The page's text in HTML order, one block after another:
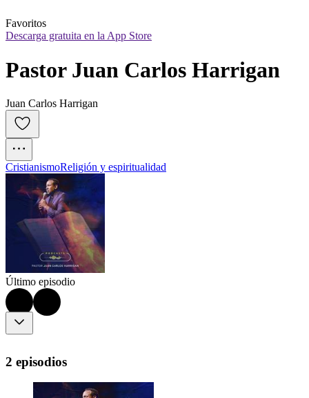
Favoritos
Descarga gratuita en la App Store
Pastor Juan Carlos Harrigan
Juan Carlos Harrigan
CristianismoReligión y espiritualidad
Último episodio
2 episodios